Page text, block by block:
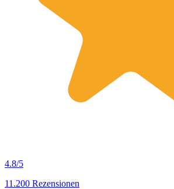
4.8/5
11.200 Rezensionen